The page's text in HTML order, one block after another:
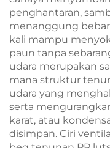
penghantaran,
menanggung
kali mampu
paun tanpa
udara merupakan
mana struktur
udara yang
serta
karat, atau
disimpan. Ciri